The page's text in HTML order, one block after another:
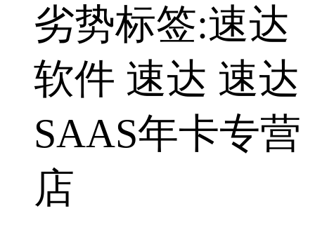
劣势标签:速达
软件 速达 速达
SAAS年卡专营
店